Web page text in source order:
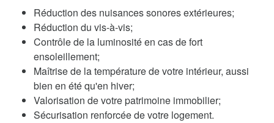
Réduction des nuisances sonores extérieures;
Réduction du vis-à-vis;
Contrôle de la luminosité en cas de fort
ensoleillement;
Maîtrise de la température de votre intérieur, aussi
bien en été qu'en hiver;
Valorisation de votre patrimoine immobilier;
Sécurisation renforcée de votre logement.